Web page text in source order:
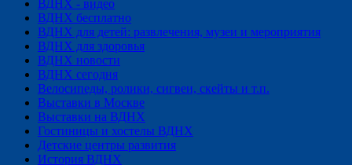
ВДНХ - видео
ВДНХ бесплатно
ВДНХ для детей: развлечения, музеи и мероприятия
ВДНХ для здоровья
ВДНХ новости
ВДНХ сегодня
Велосипеды, ролики, сигвеи, скейты и т.п.
Выставки в Москве
Выставки на ВДНХ
Гостиницы и хостелы ВДНХ
Детские центры развития
История ВДНХ